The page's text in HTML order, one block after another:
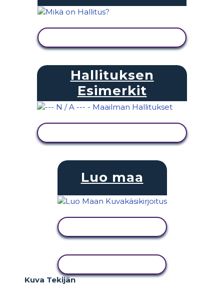
Hallituksen
Esimerkit
Luo maa
Kuva Tekijän